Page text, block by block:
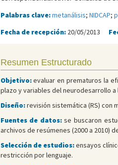
Palabras clave:metanálisis; NIDCAP;
Fecha de recepción: 20/05/2013
Resumen Estructurado
Objetivo:evaluar en prematuros la
plazo y variables del neurodesarrollo a
Diseño:revisión sistemática (RS) con
Fuentes de datos:se buscaron
archivos de resúmenes (2000 a 2010)
Selección de estudios:ensayos
restricción por lenguaje.